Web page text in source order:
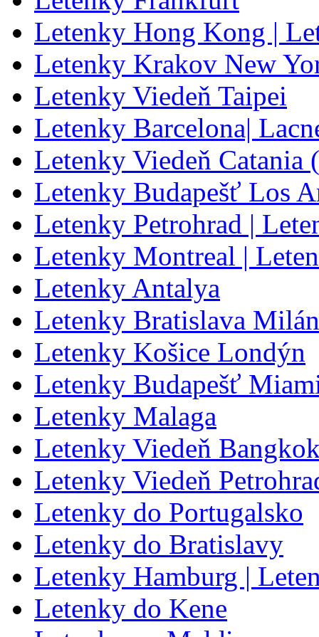
Letenky Hong Kong |
Letenky Krakov New
Letenky Viedeň Taipei
Letenky Barcelona|
Letenky Viedeň Catania
Letenky Budapešť Los
Letenky Petrohrad |
Letenky Montreal |
Letenky Antalya
Letenky Bratislava
Letenky Košice Londýn
Letenky Budapešť
Letenky Malaga
Letenky Viedeň
Letenky Viedeň
Letenky do Portugalsko
Letenky do Bratislavy
Letenky Hamburg |
Letenky do Kene